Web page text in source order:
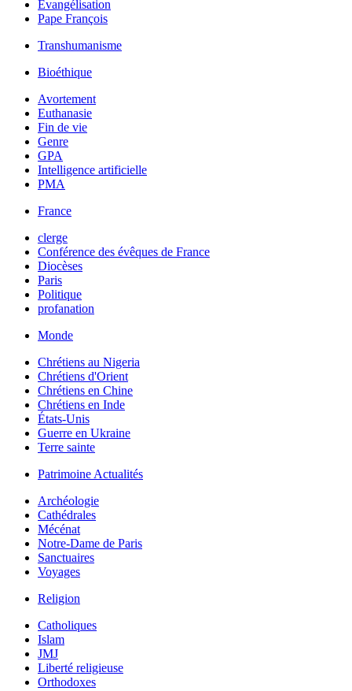
Évangélisation
Pape François
Transhumanisme
Bioéthique
Avortement
Euthanasie
Fin de vie
Genre
GPA
Intelligence artificielle
PMA
France
clerge
Conférence des évêques de France
Diocèses
Paris
Politique
profanation
Monde
Chrétiens au Nigeria
Chrétiens d'Orient
Chrétiens en Chine
Chrétiens en Inde
États-Unis
Guerre en Ukraine
Terre sainte
Patrimoine Actualités
Archéologie
Cathédrales
Mécénat
Notre-Dame de Paris
Sanctuaires
Voyages
Religion
Catholiques
Islam
JMJ
Liberté religieuse
Orthodoxes